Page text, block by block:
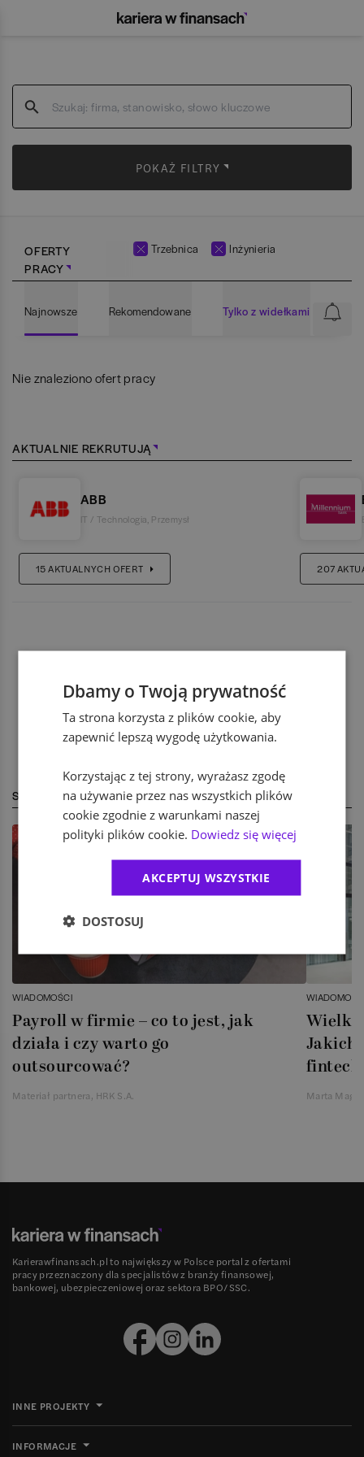
POKAŻ FILTRY
OFERTY
PRACY
Trzebnica Inżynieria
Najnowsze Rekomendowane Tylko z widełkami
Nie znaleziono ofert pracy
AKTUALNIE REKRUTUJĄ
ABB
IT / Technologia Przemysł
15AKTUALNYCH OFERT 207
STREFA EKSPERTA
WIADOMOŚCI
Payroll w firmie – co to jest, jak
działa i czy warto go
outsourcować?
Materiał partnera, HRK S.A.
Jakich
Marta
Karierawfinansach.pl to największy w Polsce portal z ofertami
pracy przeznaczony dla specjalistów z branży finansowej,
bankowej, ubezpieczeniowej oraz sektora BPO/SSC.
INNE PROJEKTY
INFORMACJE
Dbamy o Twoją prywatność
Ta strona korzysta z plików cookie, aby
zapewnić lepszą wygodę użytkowania.
Korzystając z tej strony, wyrażasz zgodę
na używanie przez nas wszystkich plików
cookie zgodnie z warunkami naszej
polityki plików cookie. Dowiedz się więcej
AKCEPTUJ WSZYSTKIE
DOSTOSUJ